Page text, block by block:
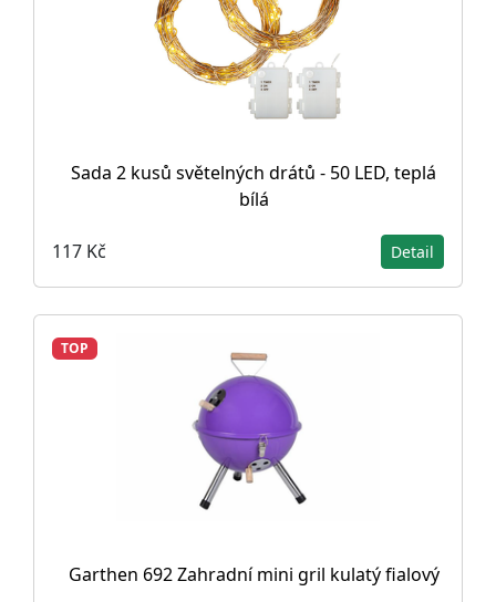
Sada 2 kusů světelných drátů - 50 LED, teplá
bílá
117 Kč Detail
TOP
Garthen 692 Zahradní mini gril kulatý fialový